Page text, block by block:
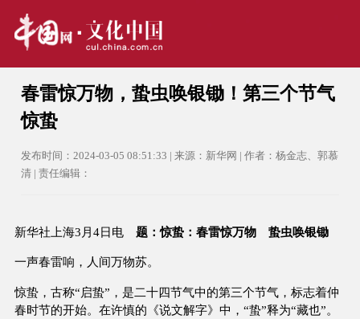
春雷惊万物，蛰虫唤银锄！第三个节气
惊蛰
发布时间：2024-03-05 08:51:33 | 来源：新华网 | 作者：杨金志、郭慕
清 | 责任编辑：
新华社上海3月4日电 题：惊蛰：春雷惊万物 蛰虫唤银锄
一声春雷响，人间万物苏。
惊蛰，古称“启蛰”，是二十四节气中的第三个节气，标志着仲
春时节的开始。在许慎的《说文解字》中，“蛰”释为“藏也”。